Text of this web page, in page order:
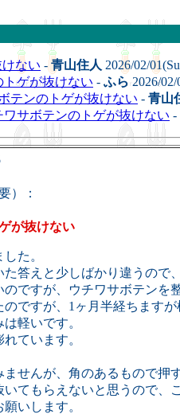
ない -青山住人 2026/02/
トゲが抜けない - ふら 2026/
テンのトゲが抜けない - 青山
ワサボテンのトゲが抜けない -
）：
が抜けない
た。
答えと少しばかり違うので
ですが、ウチワサボテンを
ですが、1ヶ月半経ちますが
軽いです。
ています。
せんが、角のあるもので押
てもらえないと思うので、
いします。